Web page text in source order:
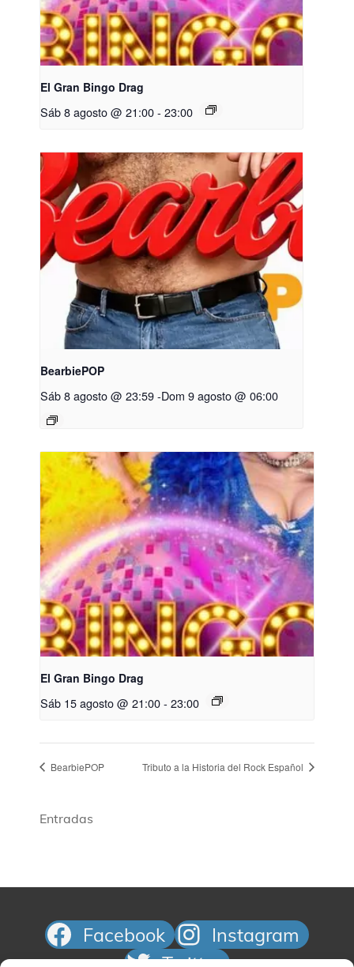
El Gran Bingo Drag
Sáb 8 agosto @ 21:00- 23:00
BearbiePOP
Sáb 8 agosto @ 23:59-Dom 9 agosto @ 06:00
El Gran Bingo Drag
Sáb 15 agosto @ 21:00- 23:00
BearbiePOP Tributo a la Historia del Rock Español​
Entradas
Facebook
Instagram